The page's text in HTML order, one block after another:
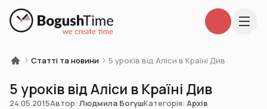
Статті та новини 5 уроків від Аліси в Країні Див
5 уроків від Аліси в Країні Див
24.05.2015Автор: Людмила БогушКатегорія: Архів